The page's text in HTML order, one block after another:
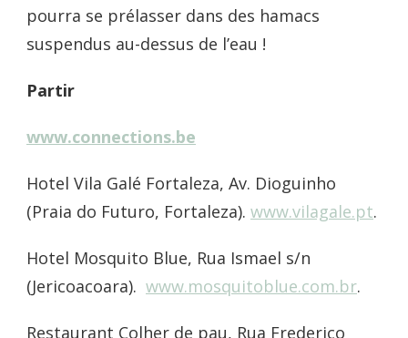
pourra se prélasser dans des hamacs
suspendus au-dessus de l’eau !
Partir
www.connections.be
Hotel Vila Galé Fortaleza, Av. Dioguinho
(Praia do Futuro, Fortaleza). www.vilagale.pt.
Hotel Mosquito Blue, Rua Ismael s/n
(Jericoacoara). www.mosquitoblue.com.br.
Restaurant Colher de pau, Rua Frederico